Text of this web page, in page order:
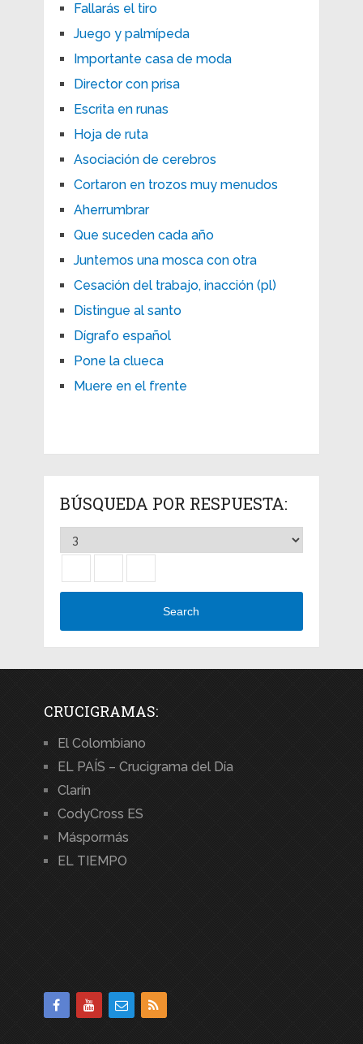
Fallarás el tiro
Juego y palmípeda
Importante casa de moda
Director con prisa
Escrita en runas
Hoja de ruta
Asociación de cerebros
Cortaron en trozos muy menudos
Aherrumbrar
Que suceden cada año
Juntemos una mosca con otra
Cesación del trabajo, inacción (pl)
Distingue al santo
Dígrafo español
Pone la clueca
Muere en el frente
BÚSQUEDA POR RESPUESTA:
Search
CRUCIGRAMAS:
El Colombiano
EL PAÍS – Crucigrama del Día
Clarín
CodyCross ES
Máspormás
EL TIEMPO